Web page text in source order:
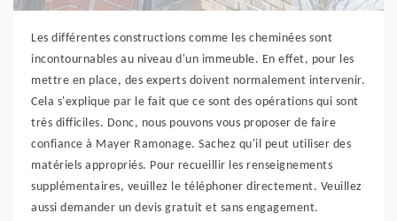
Les différentes constructions comme les cheminées sont
incontournables au niveau d'un immeuble. En effet, pour les
mettre en place, des experts doivent normalement intervenir.
Cela s'explique par le fait que ce sont des opérations qui sont
très difficiles. Donc, nous pouvons vous proposer de faire
confiance à Mayer Ramonage. Sachez qu'il peut utiliser des
matériels appropriés. Pour recueillir les renseignements
supplémentaires, veuillez le téléphoner directement. Veuillez
aussi demander un devis gratuit et sans engagement.